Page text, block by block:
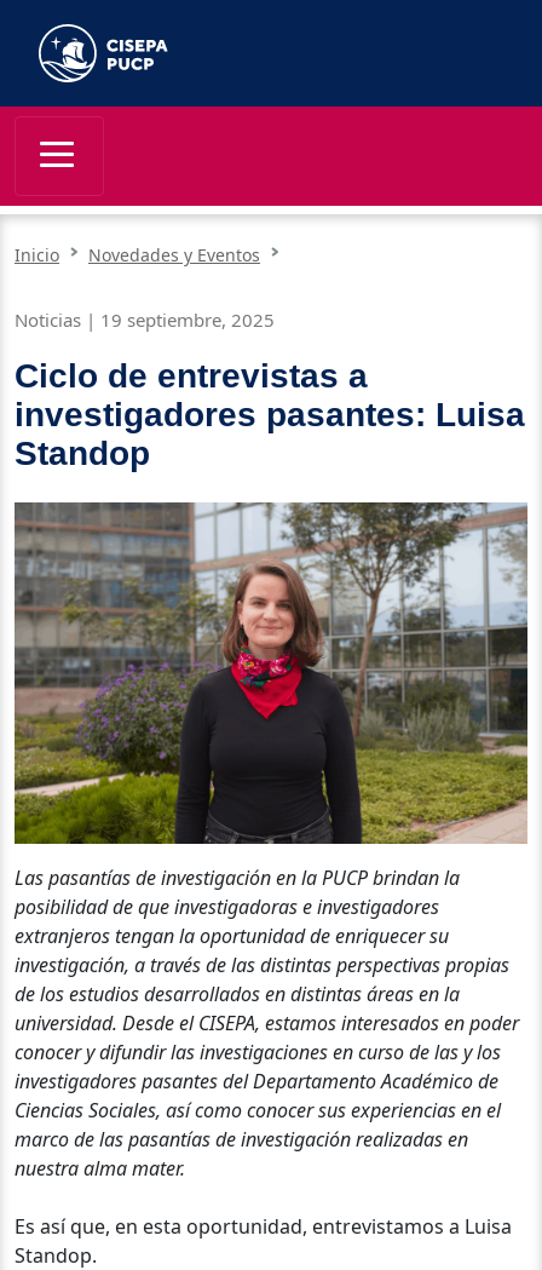
Inicio Novedades y Eventos
Noticias | 19 septiembre, 2025
Ciclo de entrevistas a
investigadores pasantes: Luisa
Standop
Las pasantías de investigación en la PUCP brindan la
posibilidad de que investigadoras e investigadores
extranjeros tengan la oportunidad de enriquecer su
investigación, a través de las distintas perspectivas propias
de los estudios desarrollados en distintas áreas en la
universidad. Desde el CISEPA, estamos interesados en poder
conocer y difundir las investigaciones en curso de las y los
investigadores pasantes del Departamento Académico de
Ciencias Sociales, así como conocer sus experiencias en el
marco de las pasantías de investigación realizadas en
nuestra alma mater.
Es así que, en esta oportunidad, entrevistamos a Luisa
Standop.